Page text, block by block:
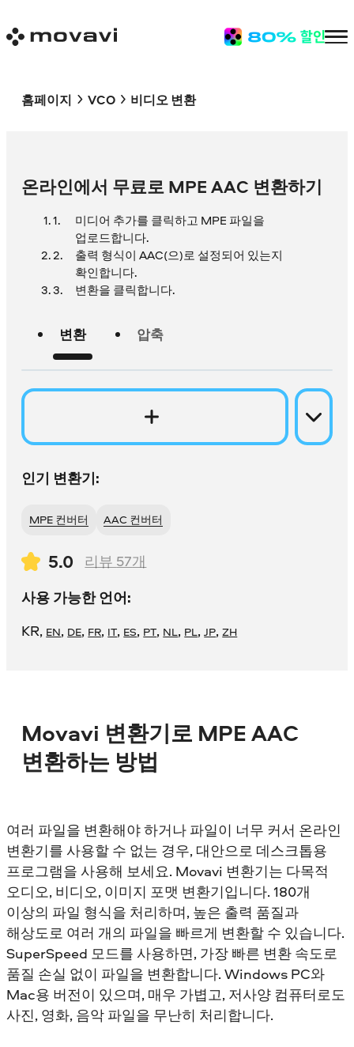
홈페이지 VCO 비디오 변환
온라인에서 무료로 MPE AAC 변환하기
미디어 추가를 클릭하고 MPE 파일을
업로드합니다.
출력 형식이 AAC(으)로 설정되어 있는지
확인합니다.
변환을 클릭합니다.
변환 압축
인기 변환기:
MPE 컨버터 AAC 컨버터
5.0 리뷰 57개
사용 가능한 언어:
KR, EN, DE, FR, IT, ES, PT, NL, PL,JP,ZH
Movavi 변환기로 MPE AAC
변환하는 방법
여러 파일을 변환해야 하거나 파일이 너무 커서 온라인
변환기를 사용할 수 없는 경우, 대안으로 데스크톱용
프로그램을 사용해 보세요. Movavi 변환기는 다목적
오디오, 비디오, 이미지 포맷 변환기입니다. 180개
이상의 파일 형식을 처리하며, 높은 출력 품질과
해상도로 여러 개의 파일을 빠르게 변환할 수 있습니다.
SuperSpeed 모드를 사용하면, 가장 빠른 변환 속도로
품질 손실 없이 파일을 변환합니다. Windows PC와
Mac용 버전이 있으며, 매우 가볍고, 저사양 컴퓨터로도
사진, 영화, 음악 파일을 무난히 처리합니다.